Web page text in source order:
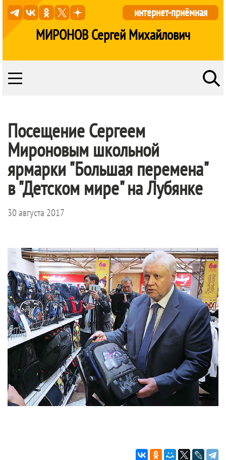
МИРОНОВ Сергей Михайлович
интернет-приёмная
Посещение Сергеем
Мироновым школьной
ярмарки "Большая перемена"
в "Детском мире" на Лубянке
30 августа 2017